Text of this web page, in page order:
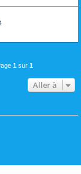
1 sur 1
Aller à